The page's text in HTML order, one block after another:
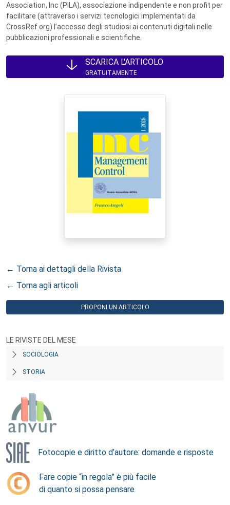
Association, Inc (PILA), associazione indipendente e non profit per
facilitare (attraverso i servizi tecnologici implementati da
CrossRef.org) l’accesso degli studiosi ai contenuti digitali nelle
pubblicazioni professionali e scientifiche.
SCARICA L'ARTICOLO
GRATUITAMENTE
← Torna ai dettagli della Rivista
← Torna agli articoli
PROPONI UN ARTICOLO
LE RIVISTE DEL MESE
SOCIOLOGIA
STORIA
Fotocopie e diritto d’autore: domande e risposte
Fare copie “in regola” è più facile
di quanto si possa pensare